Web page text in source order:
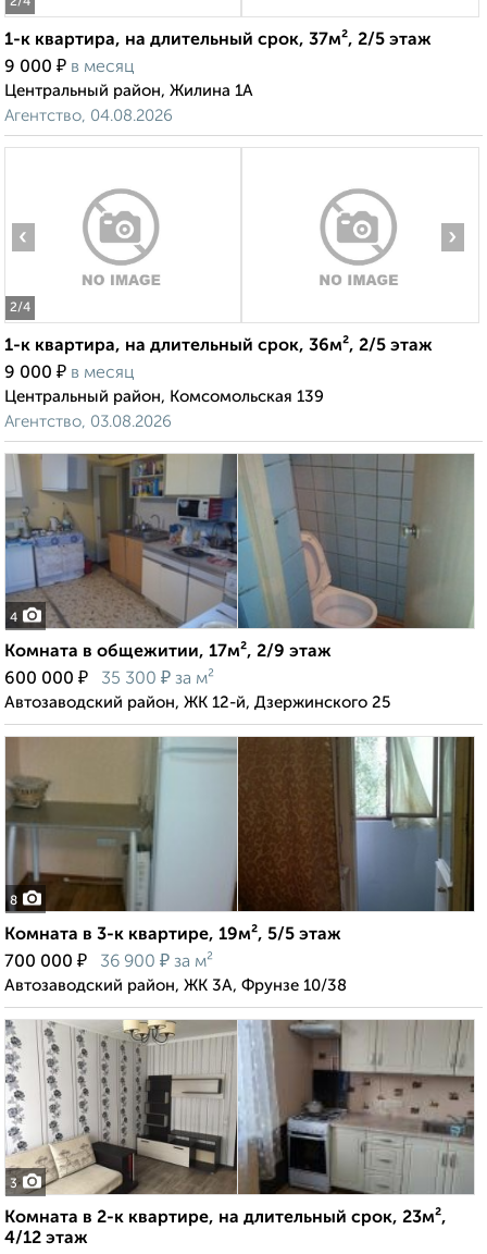
1-к квартира, на длительный срок, 37м², 2/5 этаж
9 000 ₽ в месяц
Центральный район, Жилина 1А
Агентство, 04.08.2026
2/4
‹ ›
1-к квартира, на длительный срок, 36м², 2/5 этаж
9 000 ₽ в месяц
Центральный район, Комсомольская 139
Агентство, 03.08.2026
4
Комната в общежитии, 17м², 2/9 этаж
600 000 ₽ 35 300 ₽ за м²
Автозаводский район, ЖК 12-й, Дзержинского 25
8
Комната в 3-к квартире, 19м², 5/5 этаж
700 000 ₽ 36 900 ₽ за м²
Автозаводский район, ЖК 3А, Фрунзе 10/38
3
Комната в 2-к квартире, на длительный срок, 23м²,
4/12 этаж